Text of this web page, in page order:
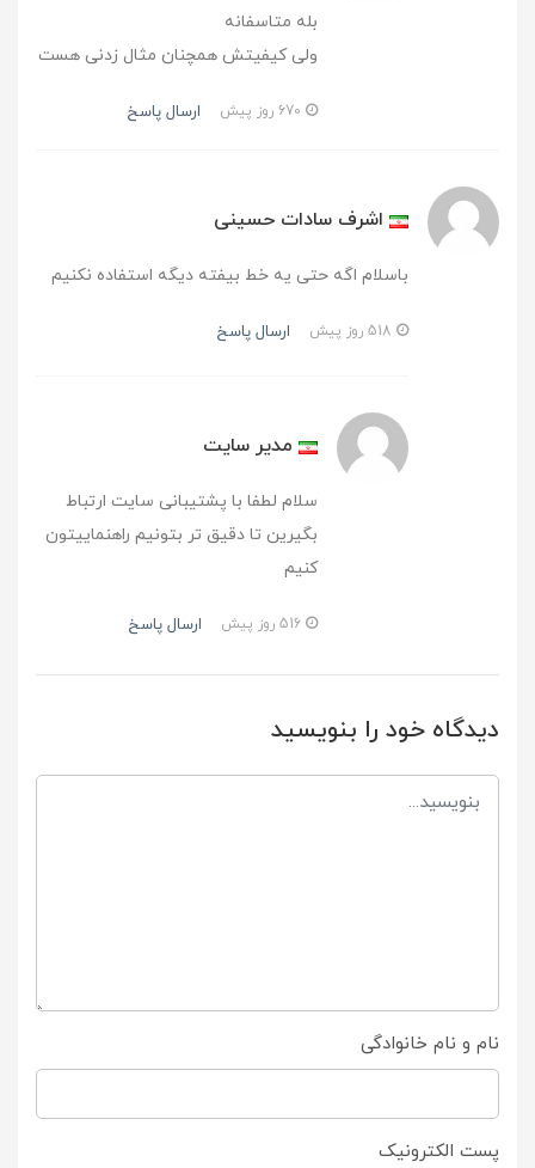
بله متاسفانه
ولی کیفیتش همچنان مثال زدنی هست
ارسال پاسخ
اشرف سادات حسینی
باسلام اگه حتی یه خط بیفته دیگه استفاده نکنیم
ارسال پاسخ
مدیر سایت
سلام لطفا با پشتیبانی سایت ارتباط
بگیرین تا دقیق تر بتونیم راهنماییتون
کنیم
ارسال پاسخ
دیدگاه خود را بنویسید
نام و نام خانوادگی
پست الکترونیک